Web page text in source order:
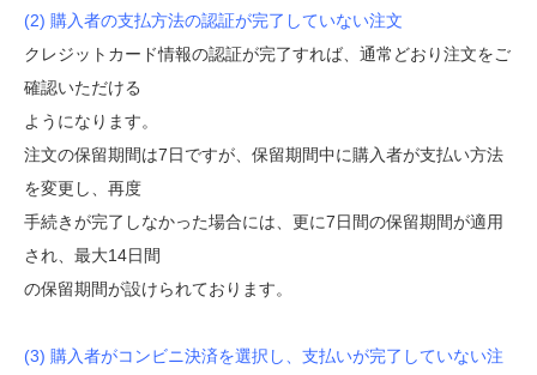
(2) 購入者の支払方法の認証が完了していない注文
クレジットカード情報の認証が完了すれば、通常どおり注文をご
確認いただける
ようになります。
注文の保留期間は7日ですが、保留期間中に購入者が支払い方法
を変更し、再度
手続きが完了しなかった場合には、更に7日間の保留期間が適用
され、最大14日間
の保留期間が設けられております。
(3) 購入者がコンビニ決済を選択し、支払いが完了していない注